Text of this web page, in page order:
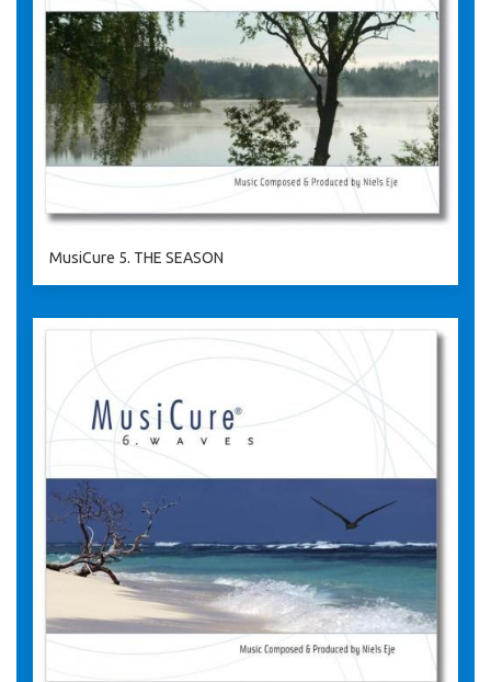
MusiCure 5. THE SEASON